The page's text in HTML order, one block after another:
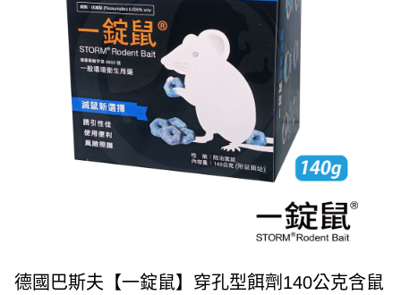
德國巴斯夫【一錠鼠】穿孔型餌劑140公克含鼠